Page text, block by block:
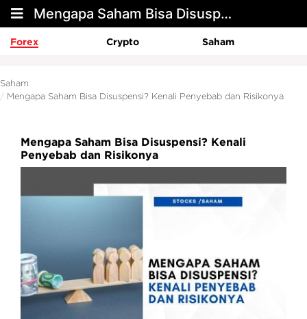
Mengapa Saham Bisa Disuspensi? Kenali Penyebab dan Risikonya
Forex Crypto Saham
Saham
Mengapa Saham Bisa Disuspensi? Kenali Penyebab dan Risikonya
Mengapa Saham Bisa Disuspensi? Kenali
Penyebab dan Risikonya